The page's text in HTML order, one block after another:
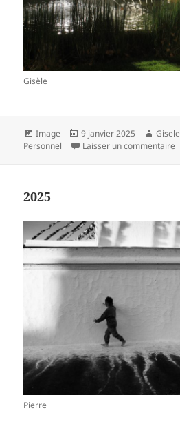
Gisèle
Format
Image
Publié
le
9 janvier 2025 Auteur
Gisele
Personnel
Laisser un commentaire
2025
Pierre